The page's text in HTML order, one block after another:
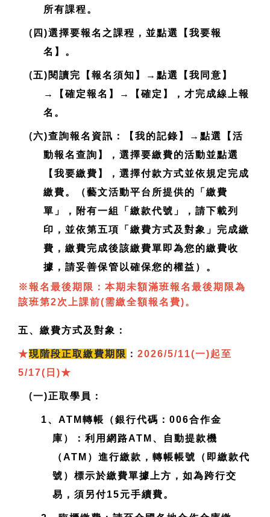
所有課程。
( 四)選擇要報名之課程，並點選【我要報
名】。
(五)閱讀完【報名須知】→點選【我同意】
→【確定報名】→【確定】，才完成線上報
名。
(六)查詢報名資訊：【我的記錄】→點選【活
動報名查詢】，選擇要繳費的活動並點選
【我要繳費】，選擇付款方式並依規定完成
繳費。（藝文活動平台所提供的「繳費
單」，附有一組「繳款代號」，請下載列
印，並依第五項「繳費方式及對象」完成繳
費，繳費完成後該繳費單即為您的繳費收
據，請妥善保管以確保您的權益）。
※報名最後期限：本期未額滿班報名最後期限為
該班第2次上課前(需繳全額報名費)。
五、繳費方式及對象：
★現階段正取繳費期限 ： 2026/5/11(一)起至
5/17(日)★
(一)正取學員：
1、ATM轉帳（銀行代碼：006合作金
庫）：利用網路ATM、自動提款機
（ATM）進行繳款，轉帳帳號（即繳款代
號）標示於繳費單據上方，如為跨行交
易，須另付15元手續費。